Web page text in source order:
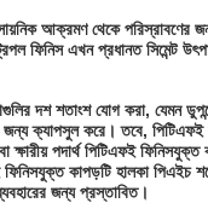
আক্রমণ থেকে পরিস্রাবণের
ফিনিস এখন প্রধানত সিমেন্ট
দশ শতাংশ যোগ করা, যেমন
জন্য ক্যাপসুল করে। তবে, পিটিএফই
পদার্থ পিটিএফই ফিনিসযুক্ত
কাপড়টি হালকা পিএইচ
জন্য প্রস্তাবিত।